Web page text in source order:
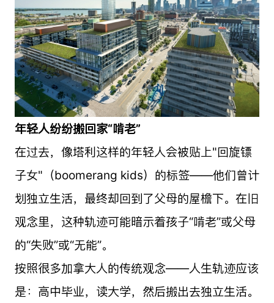
年轻人纷纷搬回家“啃老”
在过去，像塔利这样的年轻人会被贴上"回旋镖
子女"（boomerang kids）的标签——他们曾计
划独立生活，最终却回到了父母的屋檐下。在旧
观念里，这种轨迹可能暗示着孩子“啃老”或父母
的“失败”或“无能”。
按照很多加拿大人的传统观念——人生轨迹应该
是：高中毕业，读大学，然后搬出去独立生活。